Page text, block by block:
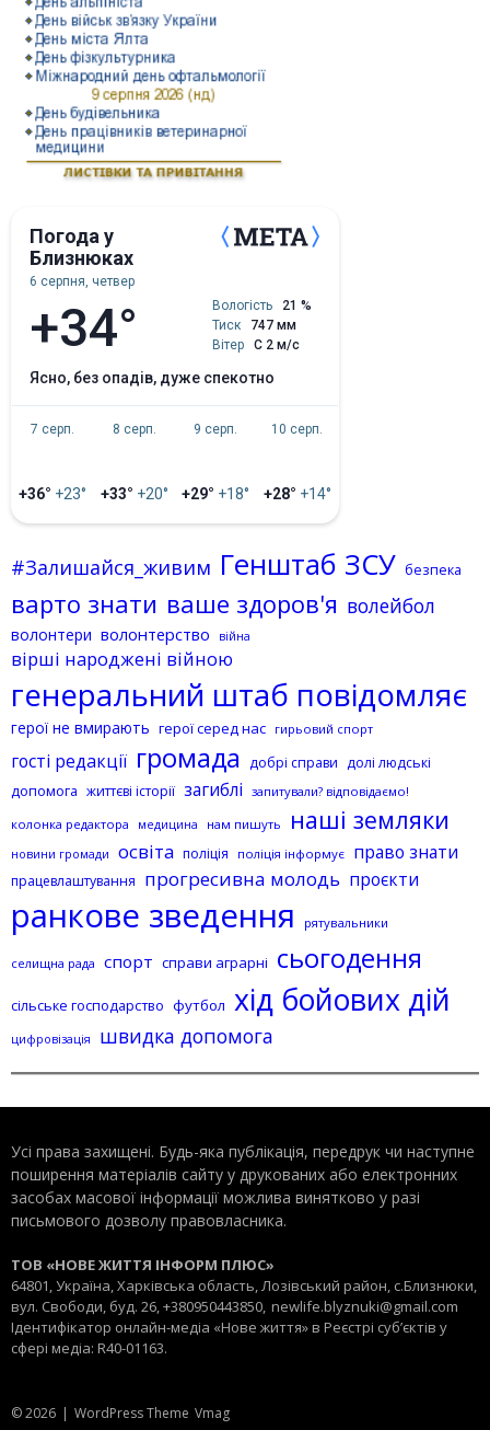
Погода у
Близнюках
6 серпня, четвер
+34° Вологість
21 %
Тиск
747 мм
Вітер
С 2 м/с
ясно, без опадів, дуже спекотно
7 серп.
+36° +23°
8 серп.
+33° +20°
9 серп.
+29° +18°
10 серп.
+28° +14°
#Залишайся_живим Генштаб ЗСУ безпека
варто знати ваше здоров'я волейбол
волонтери волонтерство війна
вірші народжені війною
генеральний штаб повідомляє
герої не вмирають герої серед нас гирьовий спорт
гості редакції громада добрі справи долі людські
допомога життєві історії загиблі запитували? відповідаємо!
колонка редактора
медицина нам пишуть наші земляки
новини громади освіта поліція поліція інформує право знати
працевлаштування прогресивна молодь проєкти
ранкове зведення рятувальники
селищна рада спорт справи аграрні сьогодення
сільське господарство футбол хід бойових дій
цифровізація швидка допомога
Усі права захищені. Будь-яка публiкацiя, передрук чи наступне
поширення матеріалів сайту у друкованих або електронних
засобах масової інформації можлива винятково у разі
письмового дозволу правовласника.
ТОВ «НОВЕ ЖИТТЯ ІНФОРМ ПЛЮС»
64801, Україна, Харківська область, Лозівський район, с.Близнюки,
вул. Свободи, буд. 26, +380950443850, newlife.blyznuki@gmail.com
Ідентифікатор онлайн-медіа «Нове життя» в Реєстрі суб’єктів у
сфері медіа: R40-01163.
© 2026 | WordPress Theme Vmag